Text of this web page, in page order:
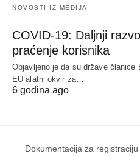
NOVOSTI IZ MEDIJA
COVID-19: Daljnji
praćenje korisnika
Objavljeno je da su države
EU alatni okvir za…
6 godina ago
Dokumentacija za registraciju